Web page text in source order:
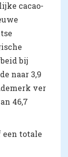
cacao-
bij
naar 3,9
ver
46,7
totale